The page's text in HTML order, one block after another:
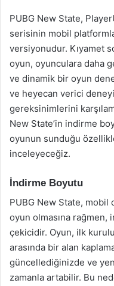
PUBG New State,
serisinin mobil
versiyonudur. Kıyamet
oyun, oyunculara daha
ve dinamik bir oyun
ve heyecan verici
gereksinimlerini
New State’in indirme
oyunun sunduğu
inceleyeceğiz.
İndirme Boyutu
PUBG New State,
oyun olmasına
çekicidir. Oyun, ilk
arasında bir alan
güncellediğinizde ve
zamanla artabilir. Bu